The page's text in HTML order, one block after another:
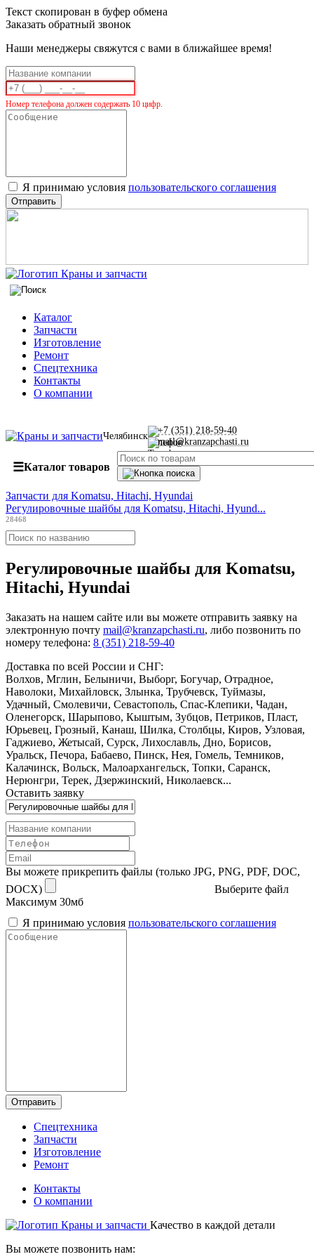
Текст скопирован в буфер обмена
Заказать обратный звонок
Наши менеджеры свяжутся с вами в ближайшее время!
Номер телефона должен содержать 10 цифр.
Я принимаю условия пользовательского соглашения
Отправить
Каталог
Запчасти
Изготовление
Ремонт
Спецтехника
Контакты
О компании
Челябинск
+7 (351) 218-59-40
mail@kranzapchasti.ru
☰Каталог товаров
Запчасти для Komatsu, Hitachi, Hyundai
Регулировочные шайбы для Komatsu, Hitachi, Hyund...
28468
Регулировочные шайбы для Komatsu,
Hitachi, Hyundai
Заказать на нашем сайте или вы можете отправить заявку на
электронную почту mail@kranzapchasti.ru, либо позвонить по
номеру телефона: 8 (351) 218-59-40
Доставка по всей России и СНГ:
Волхов, Мглин, Белыничи, Выборг, Богучар, Отрадное,
Наволоки, Михайловск, Злынка, Трубчевск, Туймазы,
Удачный, Смолевичи, Севастополь, Спас-Клепики, Чадан,
Оленегорск, Шарыпово, Кыштым, Зубцов, Петриков, Пласт,
Юрьевец, Грозный, Канаш, Шилка, Столбцы, Киров, Узловая,
Гаджиево, Жетысай, Сурск, Лихославль, Дно, Борисов,
Уральск, Печора, Бабаево, Пинск, Нея, Гомель, Темников,
Калачинск, Вольск, Малоархангельск, Топки, Саранск,
Нерюнгри, Терек, Дзержинский, Николаевск...
Оставить заявку
Вы можете прикрепить файлы (только JPG, PNG, PDF, DOC,
DOCX)
Выберите файл
Максимум 30мб
Я принимаю условия пользовательского соглашения
Отправить
Спецтехника
Запчасти
Изготовление
Ремонт
Контакты
О компании
Качество в каждой детали
Вы можете позвонить нам: